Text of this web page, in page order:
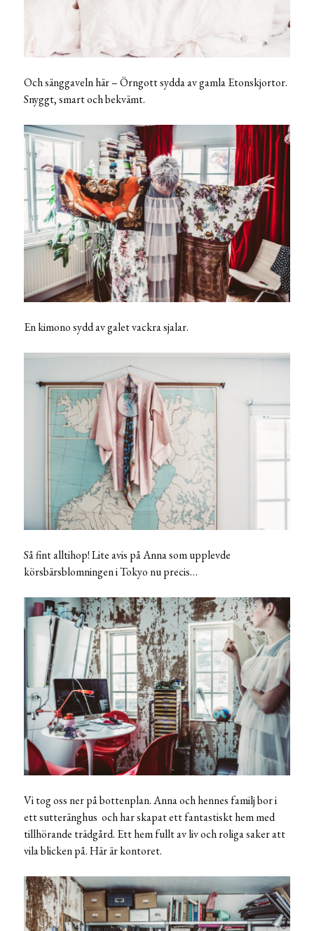
Och sänggaveln här – Örngott sydda av gamla Etonskjortor.
Snyggt, smart och bekvämt.
En kimono sydd av galet vackra sjalar.
Så fint alltihop! Lite avis på Anna som upplevde
körsbärsblomningen i Tokyo nu precis…
Vi tog oss ner på bottenplan. Anna och hennes familj bor i
ett sutteränghus och har skapat ett fantastiskt hem med
tillhörande trädgård. Ett hem fullt av liv och roliga saker att
vila blicken på. Här är kontoret.